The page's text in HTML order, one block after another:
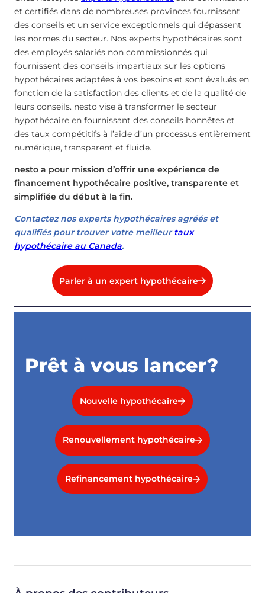
et certifiés dans de nombreuses provinces fournissent
des conseils et un service exceptionnels qui dépassent
les normes du secteur. Nos experts hypothécaires sont
des employés salariés non commissionnés qui
fournissent des conseils impartiaux sur les options
hypothécaires adaptées à vos besoins et sont évalués en
fonction de la satisfaction des clients et de la qualité de
leurs conseils. nesto vise à transformer le secteur
hypothécaire en fournissant des conseils honnêtes et
des taux compétitifs à l’aide d’un processus entièrement
numérique, transparent et fluide.
nesto a pour mission d’offrir une expérience de
financement hypothécaire positive, transparente et
simplifiée du début à la fin.
Contactez nos experts hypothécaires agréés et
qualifiés pour trouver votre meilleurtaux
hypothécaire au Canada.
Parler à un expert hypothécaire
Prêt à vous lancer?
Nouvelle hypothécaire
Renouvellement hypothécaire
Refinancement hypothécaire